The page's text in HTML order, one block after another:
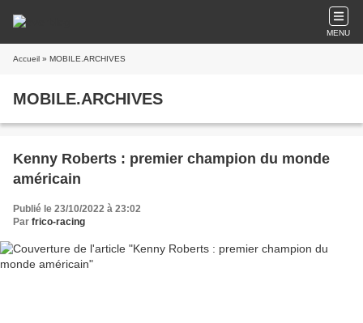
MENU
Accueil » MOBILE.ARCHIVES
MOBILE.ARCHIVES
Kenny Roberts : premier champion du monde
américain
Publié le 23/10/2022 à 23:02
Par frico-racing